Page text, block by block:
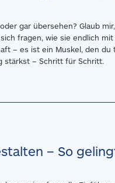
gar übersehen? Glaub
fragen, wie sie endlich
– es ist ein Muskel, den
stärkst – Schritt für Schritt.
– So